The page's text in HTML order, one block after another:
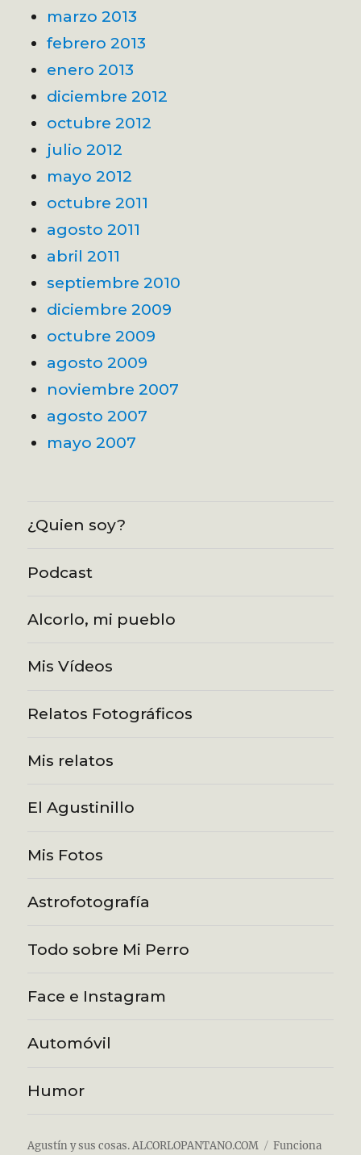
marzo 2013
febrero 2013
enero 2013
diciembre 2012
octubre 2012
julio 2012
mayo 2012
octubre 2011
agosto 2011
abril 2011
septiembre 2010
diciembre 2009
octubre 2009
agosto 2009
noviembre 2007
agosto 2007
mayo 2007
¿Quien soy?
Podcast
Alcorlo, mi pueblo
Mis Vídeos
Relatos Fotográficos
Mis relatos
El Agustinillo
Mis Fotos
Astrofotografía
Todo sobre Mi Perro
Face e Instagram
Automóvil
Humor
Agustín y sus cosas. ALCORLOPANTANO.COM Funciona